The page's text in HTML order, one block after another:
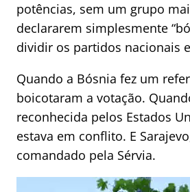
potências, sem um grupo
declararem simplesmente
dividir os partidos nacionais
Quando a Bósnia fez um
boicotaram a votação.
reconhecida pelos Estados
estava em conflito. E
comandado pela Sérvia.